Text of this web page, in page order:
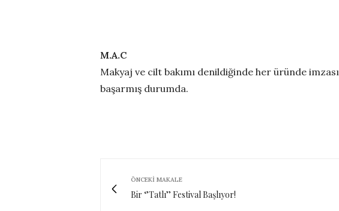
M.A.C
Makyaj ve cilt bakımı denildiğinde her üründe
başarmış durumda.
ÖNCEKI MAKALE
Bir ‘’Tatlı’’ Festival Başlıyor!